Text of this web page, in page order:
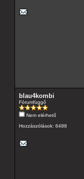
blau4kombi
Fórumfüggő
Nem elérhető
Hozzászólások: 6488